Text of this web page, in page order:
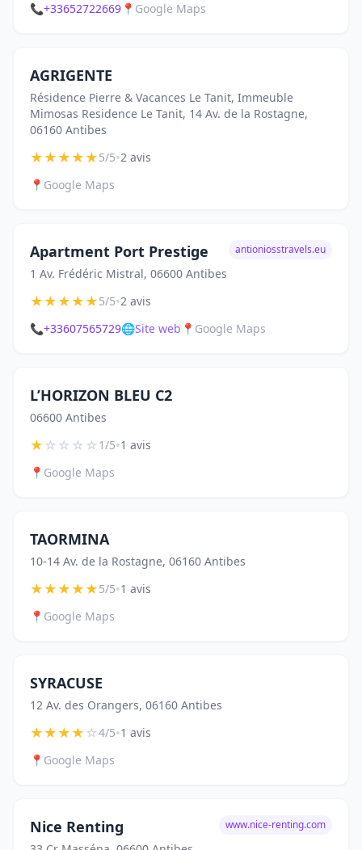
📞+33652722669 📍 Google Maps
AGRIGENTE
Résidence Pierre & Vacances Le Tanit, Immeuble
Mimosas Residence Le Tanit, 14 Av. de la Rostagne,
06160 Antibes
★★★★★5/5•2 avis
📍 Google Maps
Apartment Port Prestige
1 Av. Frédéric Mistral, 06600 Antibes
antioniosstravels.eu
★★★★★5/5•2 avis
📞+33607565729🌐Site web 📍 Google Maps
L’HORIZON BLEU C2
06600 Antibes
★☆☆☆☆1/5•1 avis
📍 Google Maps
TAORMINA
10-14 Av. de la Rostagne, 06160 Antibes
★★★★★5/5•1 avis
📍 Google Maps
SYRACUSE
12 Av. des Orangers, 06160 Antibes
★★★★☆4/5•1 avis
📍 Google Maps
Nice Renting www.nice-renting.com